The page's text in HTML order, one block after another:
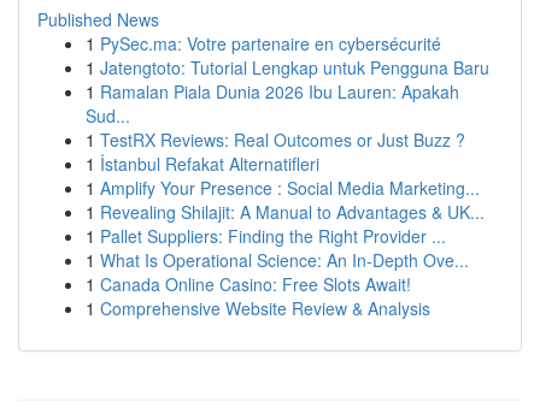
Published News
1 PySec.ma: Votre partenaire en cybersécurité
1 Jatengtoto: Tutorial Lengkap untuk Pengguna Baru
1 Ramalan Piala Dunia 2026 Ibu Lauren: Apakah
Sud...
1 TestRX Reviews: Real Outcomes or Just Buzz ?
1 İstanbul Refakat Alternatifleri
1 Amplify Your Presence : Social Media Marketing...
1 Revealing Shilajit: A Manual to Advantages & UK...
1 Pallet Suppliers: Finding the Right Provider ...
1 What Is Operational Science: An In-Depth Ove...
1 Canada Online Casino: Free Slots Await!
1 Comprehensive Website Review & Analysis